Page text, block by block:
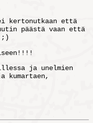
kertonutkaan että
päästä vaan että
;)
ja unelmien